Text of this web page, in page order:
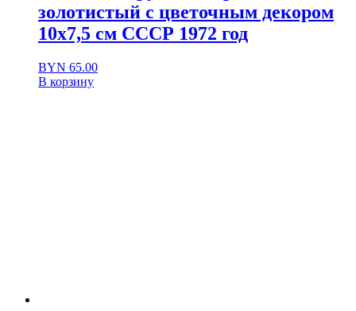
золотистый с цветочным декором
10х7,5 см СССР 1972 год
BYN 65.00
В корзину